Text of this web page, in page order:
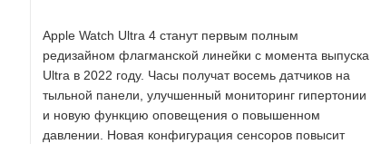
Apple Watch Ultra 4 станут первым полным
редизайном флагманской линейки с момента выпуска
Ultra в 2022 году. Часы получат восемь датчиков на
тыльной панели, улучшенный мониторинг гипертонии
и новую функцию оповещения о повышенном
давлении. Новая конфигурация сенсоров повысит